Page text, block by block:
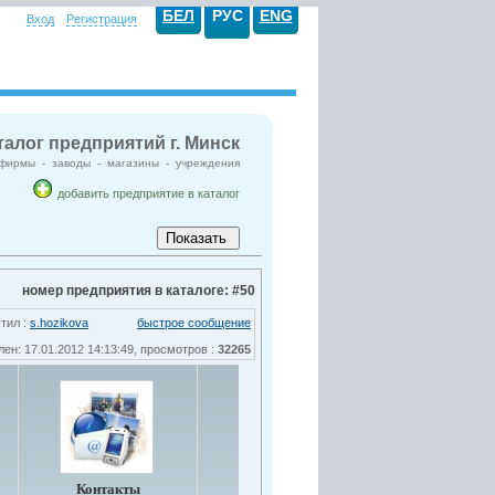
БЕЛ РУС ENG
Вход Регистрация
предприятий г. Минск
- заводы - магазины - учреждения
добавить предприятие в каталог
номер предприятия в каталоге: #50
: s.hozikova
быстрое сообщение
17.01.2012 14:13:49, просмотров : 32265
Контакты